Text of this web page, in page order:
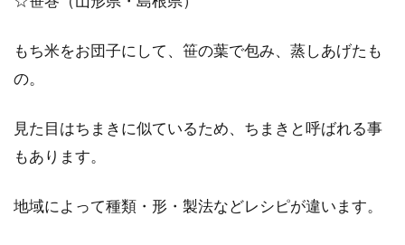
もち米をお団子にして、笹の葉で包み、蒸しあげたも
の。
見た目はちまきに似ているため、ちまきと呼ばれる事
もあります。
地域によって種類・形・製法などレシピが違います。